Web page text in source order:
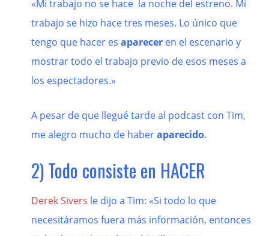
«Mi trabajo no se hace la noche del estreno. Mi
trabajo se hizo hace tres meses. Lo único que
tengo que hacer esaparecer en el escenario y
mostrar todo el trabajo previo de esos meses a
los espectadores.»
A pesar de que llegué tarde al podcast con Tim,
me alegro mucho de haberaparecido.
2) Todo consiste en HACER
Derek Sivers le dijo a Tim: «Si todo lo que
necesitáramos fuera más información, entonces